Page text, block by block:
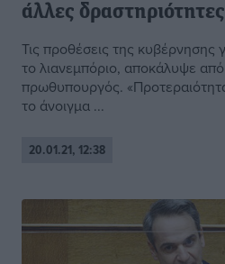
άλλες δραστηριότητες
Τις προθέσεις της κυβέρνησης
το λιανεμπόριο, αποκάλυψε
πρωθυπουργός.
το άνοιγμα ...
20.01.21, 12:38